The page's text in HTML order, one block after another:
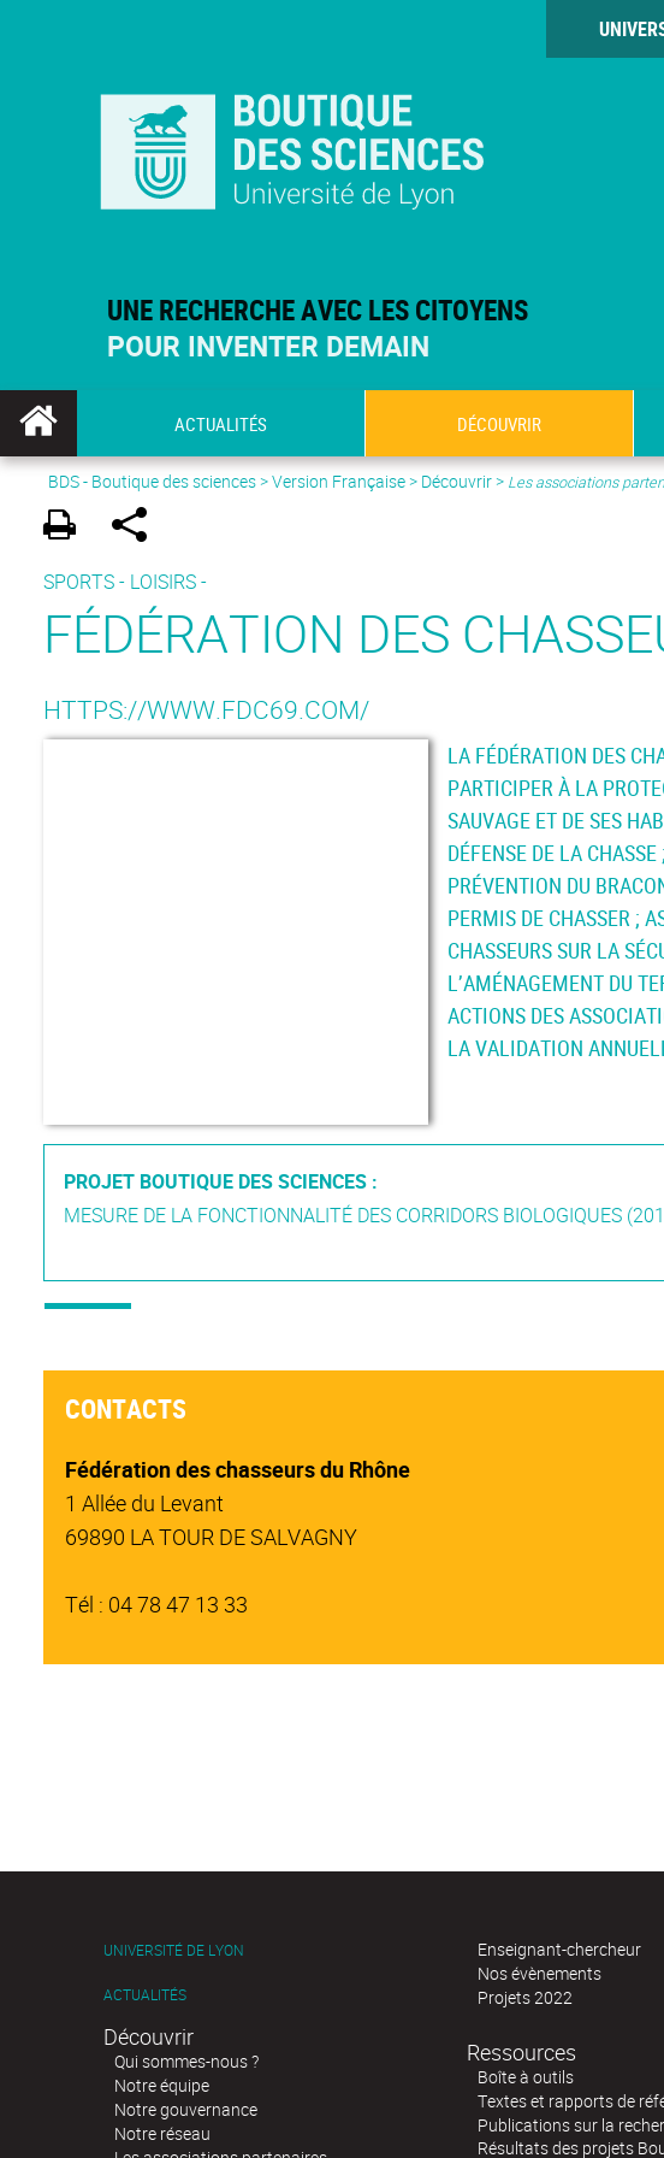
UNE RECHERCHE AVEC LES CITOYENS
POUR INVENTER DEMAIN
ACTUALITÉS DÉCOUVRIR
BDS - Boutique des sciences>Version Française> Découvrir > Les associations
SPORTS - LOISIRS -
FÉDÉRATION DES
HTTPS://WWW.FDC69.COM/
LA FÉDÉRATION DES
PARTICIPER À LA
SAUVAGE ET DE SES
DÉFENSE DE LA
PRÉVENTION DU
PERMIS DE CHASSER ;
CHASSEURS SUR LA
L’AMÉNAGEMENT DU
ACTIONS DES
LA VALIDATION
PROJET BOUTIQUE DES SCIENCES :
MESURE DE LA FONCTIONNALITÉ DES CORRIDORS BIOLOGIQUES
CONTACTS
Fédération des chasseurs du Rhône
1 Allée du Levant
69890 LA TOUR DE SALVAGNY
Tél : 04 78 47 13 33
UNIVERSITÉ DE LYON
ACTUALITÉS
Découvrir
Qui sommes-nous ?
Notre équipe
Notre gouvernance
Notre réseau
Enseignant-chercheur
Nos évènements
Projets 2022
Ressources
Boîte à outils
Textes et rapports de
Publications sur la
Résultats des projets